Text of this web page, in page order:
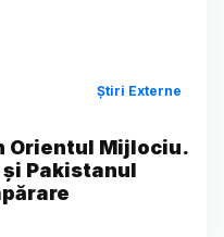
Știri Externe
Orientul Mijlociu.
Pakistanul